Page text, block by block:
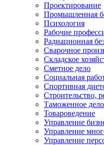
Проектирование
Промышленная
Психология
Рабочие
Радиационная
Сварочное
Складское
Сметное дело
Социальная
Спортивная
Строительство,
Таможенное дело
Товароведение
Управление
Управление
Управление